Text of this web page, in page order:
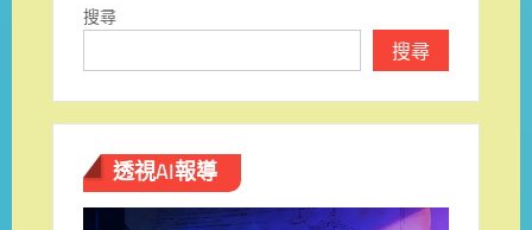
搜尋
搜尋
透視AI報導